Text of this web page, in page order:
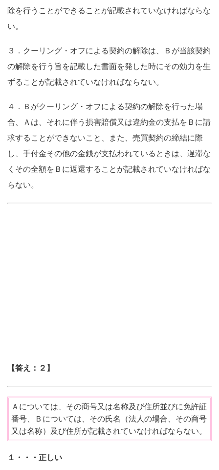
除を行うことができることが記載されていなければならな
い。
３．クーリング・オフによる契約の解除は、Ｂが当該契約
の解除を行う旨を記載した書面を発した時にその効力を生
ずることが記載されていなければならない。
４．Ｂがクーリング・オフによる契約の解除を行った場
合、Ａは、それに伴う損害賠償又は違約金の支払をＢに請
求することができないこと、また、売買契約の締結に際
し、手付金その他の金銭が支払われているときは、遅滞な
くその全額をＢに返還することが記載されていなければな
らない。
【答え：２】
Ａについては、その商号又は名称及び住所並びに免許証
番号、Ｂについては、その氏名（法人の場合、その商号
又は名称）及び住所が記載されていなければならない。
１・・・正しい